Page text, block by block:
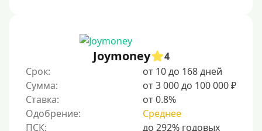
Joymoney
4
Срок:
от 10 до 168 дней
Сумма:
от 3 000 до 100 000 ₽
Ставка:
от 0.8%
Одобрение:
Среднее